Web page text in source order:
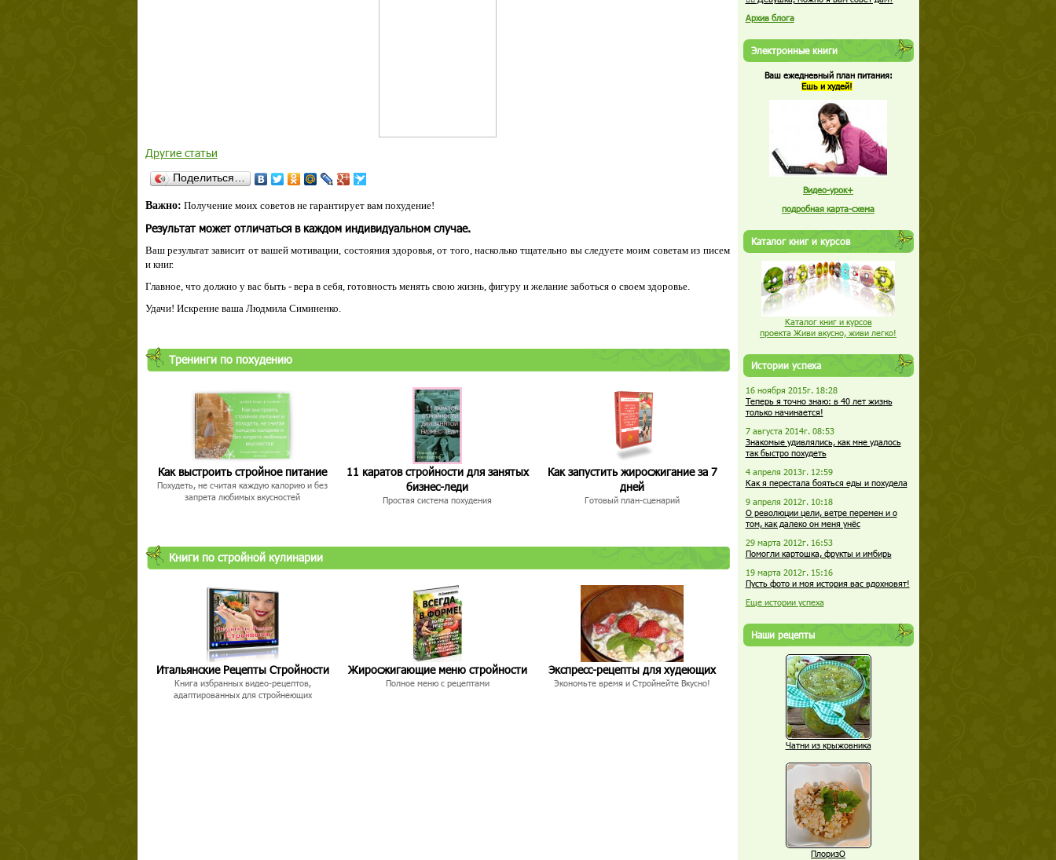
Другие статьи
Поделиться…
Важно: Получение моих советов не гарантирует вам похудение!
Результат может отличаться в каждом индивидуальном случае.
Ваш результат зависит от вашей мотивации, состояния здоровья, от того, насколько тщательно вы следуете моим советам из писем
и книг.
Главное, что должно у вас быть - вера в себя, готовность менять свою жизнь, фигуру и желание заботься о своем здоровье.
Удачи! Искренне ваша Людмила Симиненко.
Тренинги по похудению
Как выстроить стройное питание
Похудеть, не считая каждую калорию и без
запрета любимых вкусностей
11 каратов стройности для занятых
бизнес-леди
Простая система похудения
Как запустить жиросжигание за 7
дней
Готовый план-сценарий
Книги по стройной кулинарии
Итальянские Рецепты Стройности
Книга избранных видео-рецептов,
адаптированных для стройнеющих
Жиросжигающие меню стройности
Полное меню с рецептами
Экспресс-рецепты для худеющих
Экономьте время и Стройнейте Вкусно!
Архив блога
Электронные книги
Ваш ежедневный план питания:
Ешь и худей!
Видео-урок+
подробная карта-схема
Каталог книг и курсов
Каталог книг и курсов
проекта Живи вкусно, живи легко!
Истории успеха
16 ноября 2015г. 18:28
Теперь я точно знаю: в 40 лет жизнь
только начинается!
7 августа 2014г. 08:53
Знакомые удивлялись, как мне удалось
так быстро похудеть
4 апреля 2013г. 12:59
Как я перестала бояться еды и похудела
9 апреля 2012г. 10:18
О революции цели, ветре перемен и о
том, как далеко он меня унёс
29 марта 2012г. 16:53
Помогли картошка, фрукты и имбирь
19 марта 2012г. 15:16
Пусть фото и моя история вас вдохновят!
Еще истории успеха
Наши рецепты
Чатни из крыжовника
ПлоризО